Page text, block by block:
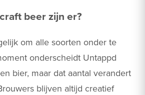
beer zijn er?
om alle soorten onder te
onderscheidt Untappd
bier, maar dat aantal verandert
blijven altijd creatief